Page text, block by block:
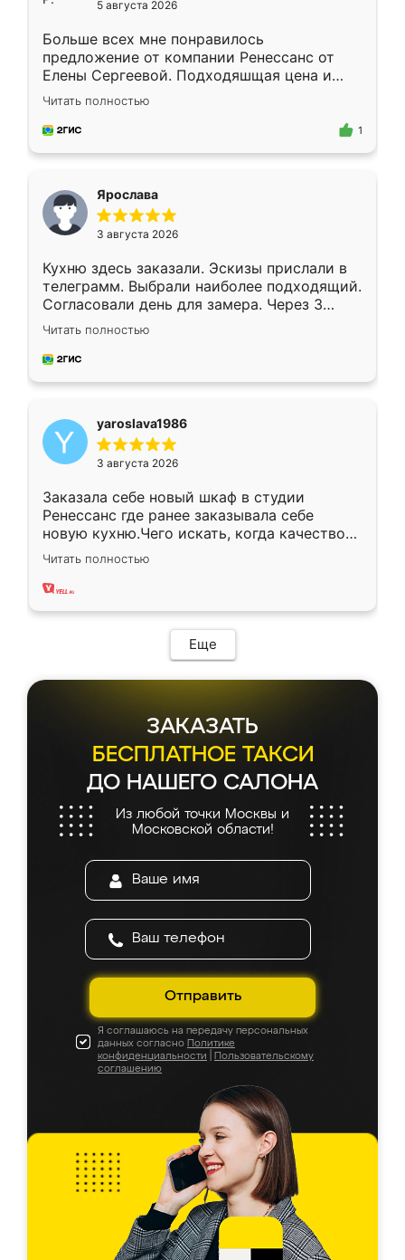
5 августа 2026
Больше всех мне понравилось
предложение от компании Ренессанс от
Елены Сергеевой. Подходяшщая цена и
короткие сроки изготовления. Приехавший
для замера сотрудник Владислав
предложил по моему эскизу самый
Читать полностью
1
Ярослава
3 августа 2026
Кухню здесь заказали. Эскизы прислали в
телеграмм. Выбрали наиболее подходящий.
Согласовали день для замера. Через 3
недели кухня была уже готова. Остались
довольны работой. Спасибо Ренессанс
мебель за качественную работу!
Читать полностью
yaroslava1986
3 августа 2026
Заказала себе новый шкаф в студии
Ренессанс где ранее заказывала себе
новую кухню.Чего искать, когда качеством
вполне довольна. Служит кухня уже почти
два года, нареканий нет.
Читать полностью
Еще
ЗАКАЗАТЬ
БЕСПЛАТНОЕ ТАКСИ
ДО НАШЕГО САЛОНА
Из любой точки Москвы и
Московской области!
Отправить
Я соглашаюсь на передачу персональных
данных согласно Политике
конфиденциальности
Пользовательскому
соглашению